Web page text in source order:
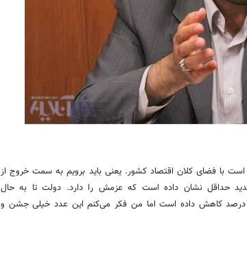
با فضای کلان اقتصاد کشور. یعنی باید برویم به سمت خروج از
حداقل نشان داده است که عزمش را دارد. دولت تا به حال
افتخارش این بود که تورم را از 40 درصد به 15 درصد کاهش داده است اما من فکر می‌کنم این عدد خیلی جشن و